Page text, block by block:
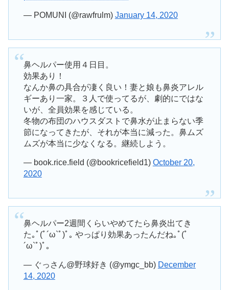
— POMUNI (@rawfrulm) January 14, 2020
鼻ヘルパー使用４日目。
効果あり！
なんか鼻の具合が凄く良い！妻と娘も鼻炎アレル
ギーあり一家。３人で使ってるが、劇的にではな
いが、全員効果を感じている。
冬物の布団のハウスダストで鼻水が止まらない季
節になってきたが、それが本当に減った。鼻ムズ
ムズが本当に少なくなる。継続しよう。
— book.rice.field (@bookricefield1) October 20,
2020
鼻ヘルパー2週間くらいやめてたら鼻炎出てき
た｡ﾟ(ﾟ´ω`ﾟ)ﾟ｡ やっぱり効果あったんだね｡ﾟ(ﾟ
´ω`ﾟ)ﾟ｡
— ぐっさん@野球好き (@ymgc_bb) December
14, 2020